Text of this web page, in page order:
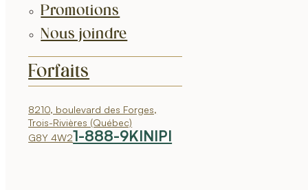
Promotions
Nous joindre
Forfaits
8210, boulevard des Forges,
Trois-Rivières (Québec)
G8Y 4W21-888-9KINIPI